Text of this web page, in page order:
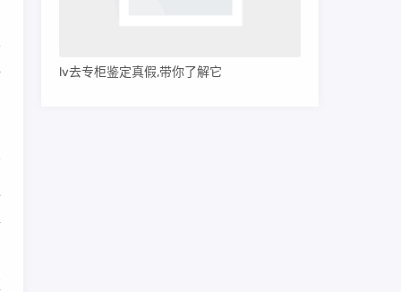
lv去专柜鉴定真假,带你了解它